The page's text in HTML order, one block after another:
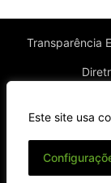
Este site usa
Transparência